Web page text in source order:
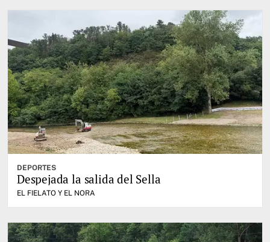
DEPORTES
Despejada la salida del Sella
EL FIELATO Y EL NORA